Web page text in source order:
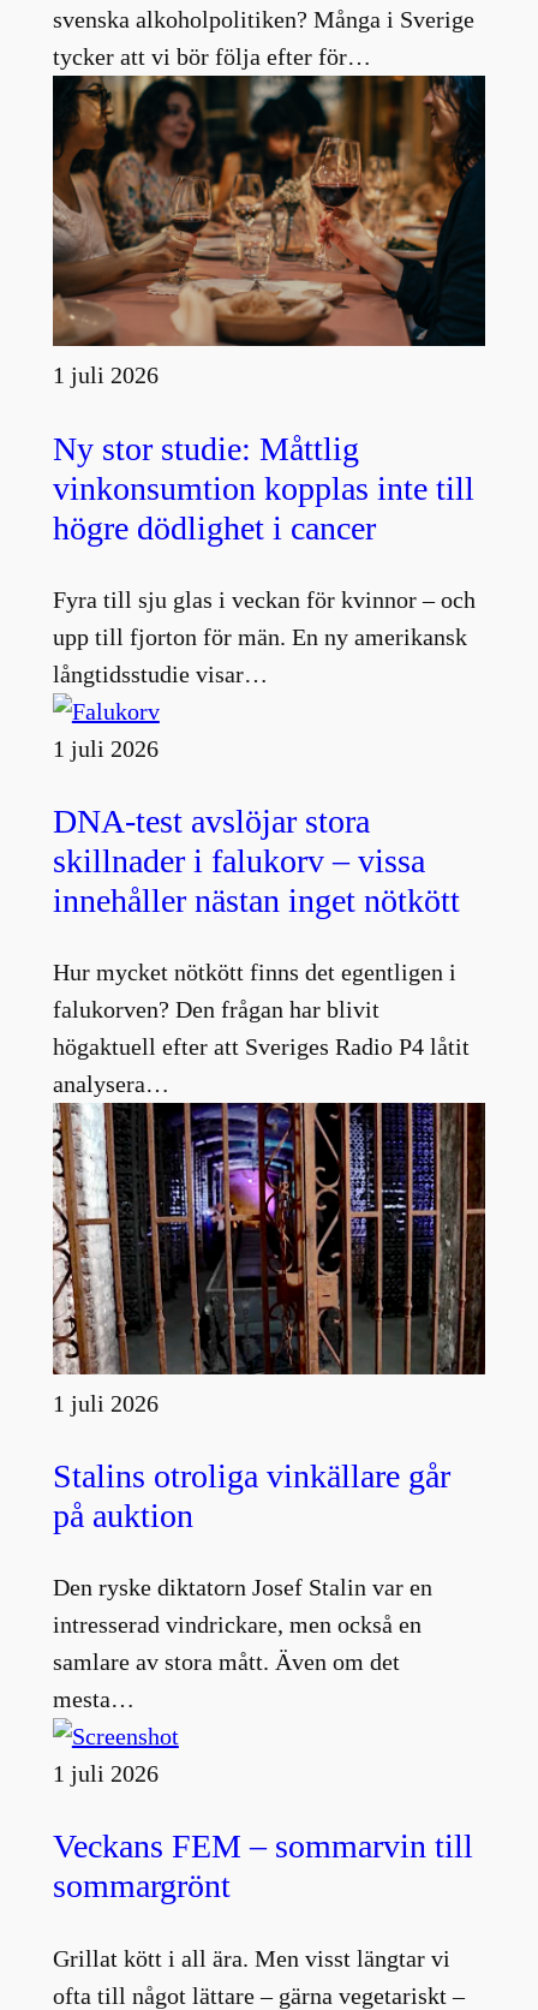
svenska alkoholpolitiken? Många i Sverige
tycker att vi bör följa efter för…
1 juli 2026
Ny stor studie: Måttlig
vinkonsumtion kopplas inte till
högre dödlighet i cancer
Fyra till sju glas i veckan för kvinnor – och
upp till fjorton för män. En ny amerikansk
långtidsstudie visar…
1 juli 2026
DNA-test avslöjar stora
skillnader i falukorv – vissa
innehåller nästan inget nötkött
Hur mycket nötkött finns det egentligen i
falukorven? Den frågan har blivit
högaktuell efter att Sveriges Radio P4 låtit
analysera…
1 juli 2026
Stalins otroliga vinkällare går
på auktion
Den ryske diktatorn Josef Stalin var en
intresserad vindrickare, men också en
samlare av stora mått. Även om det
mesta…
1 juli 2026
Veckans FEM – sommarvin till
sommargrönt
Grillat kött i all ära. Men visst längtar vi
ofta till något lättare – gärna vegetariskt –